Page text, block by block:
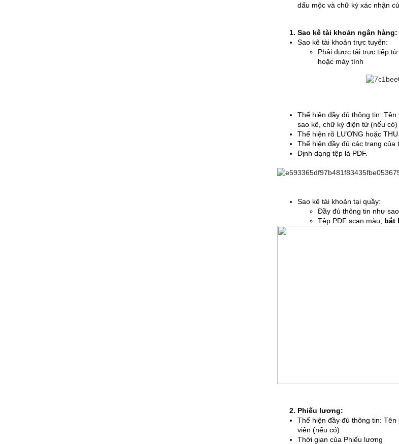
dấu mộc và chữ ký xác nhận
Sao kê tài khoản ngân hàng:
Sao kê tài khoản trực tuyến:
Phải được tải trực tiếp
hoặc máy tính
Thể hiện đầy đủ thông tin:
sao kê, chữ ký điện tử (nếu có)
Thể hiện rõ LƯƠNG hoặc
Thể hiện đầy đủ các trang của
Định dạng tệp là PDF.
Sao kê tài khoản tại quầy:
Đầy đủ thông tin như
Tệp PDF scan màu, bắt
Phiếu lương:
Thể hiện đầy đủ thông tin:
viên (nếu có)
Thời gian của Phiếu lương